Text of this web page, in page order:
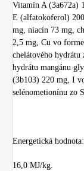
Vitamín A (3a672a)
E (alfatokoferol)
mg, niacín 73 mg,
2,5 mg, Cu vo
chelátového
hydrátu mangánu
(3b103) 220 mg, I
selénometionínu zo
Energetická hodnota:
16,0 MJ/kg.